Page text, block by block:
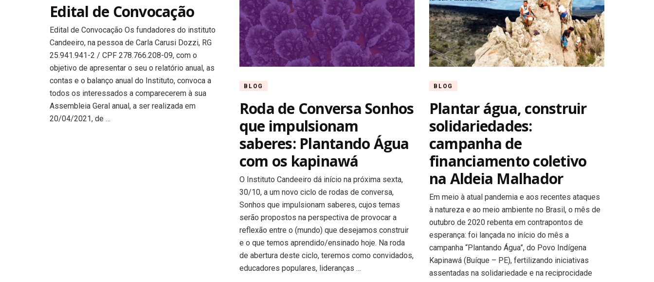
Edital de Convocação
Edital de Convocação Os fundadores do instituto
Candeeiro, na pessoa de Carla Carusi Dozzi, RG
25.941.941-2 / CPF 278.766.208-09, com o
objetivo de apresentar o seu o relatório anual, as
contas e o balanço anual do Instituto, convoca a
todos os interessados a comparecerem à sua
Assembleia Geral anual, a ser realizada em
20/04/2021, de …
BLOG
Roda de Conversa Sonhos
que impulsionam
saberes: Plantando Água
com os kapinawá
O Instituto Candeeiro dá início na próxima sexta,
30/10, a um novo ciclo de rodas de conversa,
Sonhos que impulsionam saberes, cujos temas
serão propostos na perspectiva de provocar a
reflexão entre o (mundo) que desejamos construir
e o que temos aprendido/ensinado hoje. Na roda
de abertura deste ciclo, teremos como convidados,
educadores populares, lideranças …
BLOG
Plantar água, construir
solidariedades:
campanha de
financiamento coletivo
na Aldeia Malhador
Em meio à atual pandemia e aos recentes ataques
à natureza e ao meio ambiente no Brasil, o mês de
outubro de 2020 rebenta em contrapontos de
esperança: foi lançada no início do mês a
campanha “Plantando Água”, do Povo Indígena
Kapinawá (Buíque – PE), fertilizando iniciativas
assentadas na solidariedade e na reciprocidade